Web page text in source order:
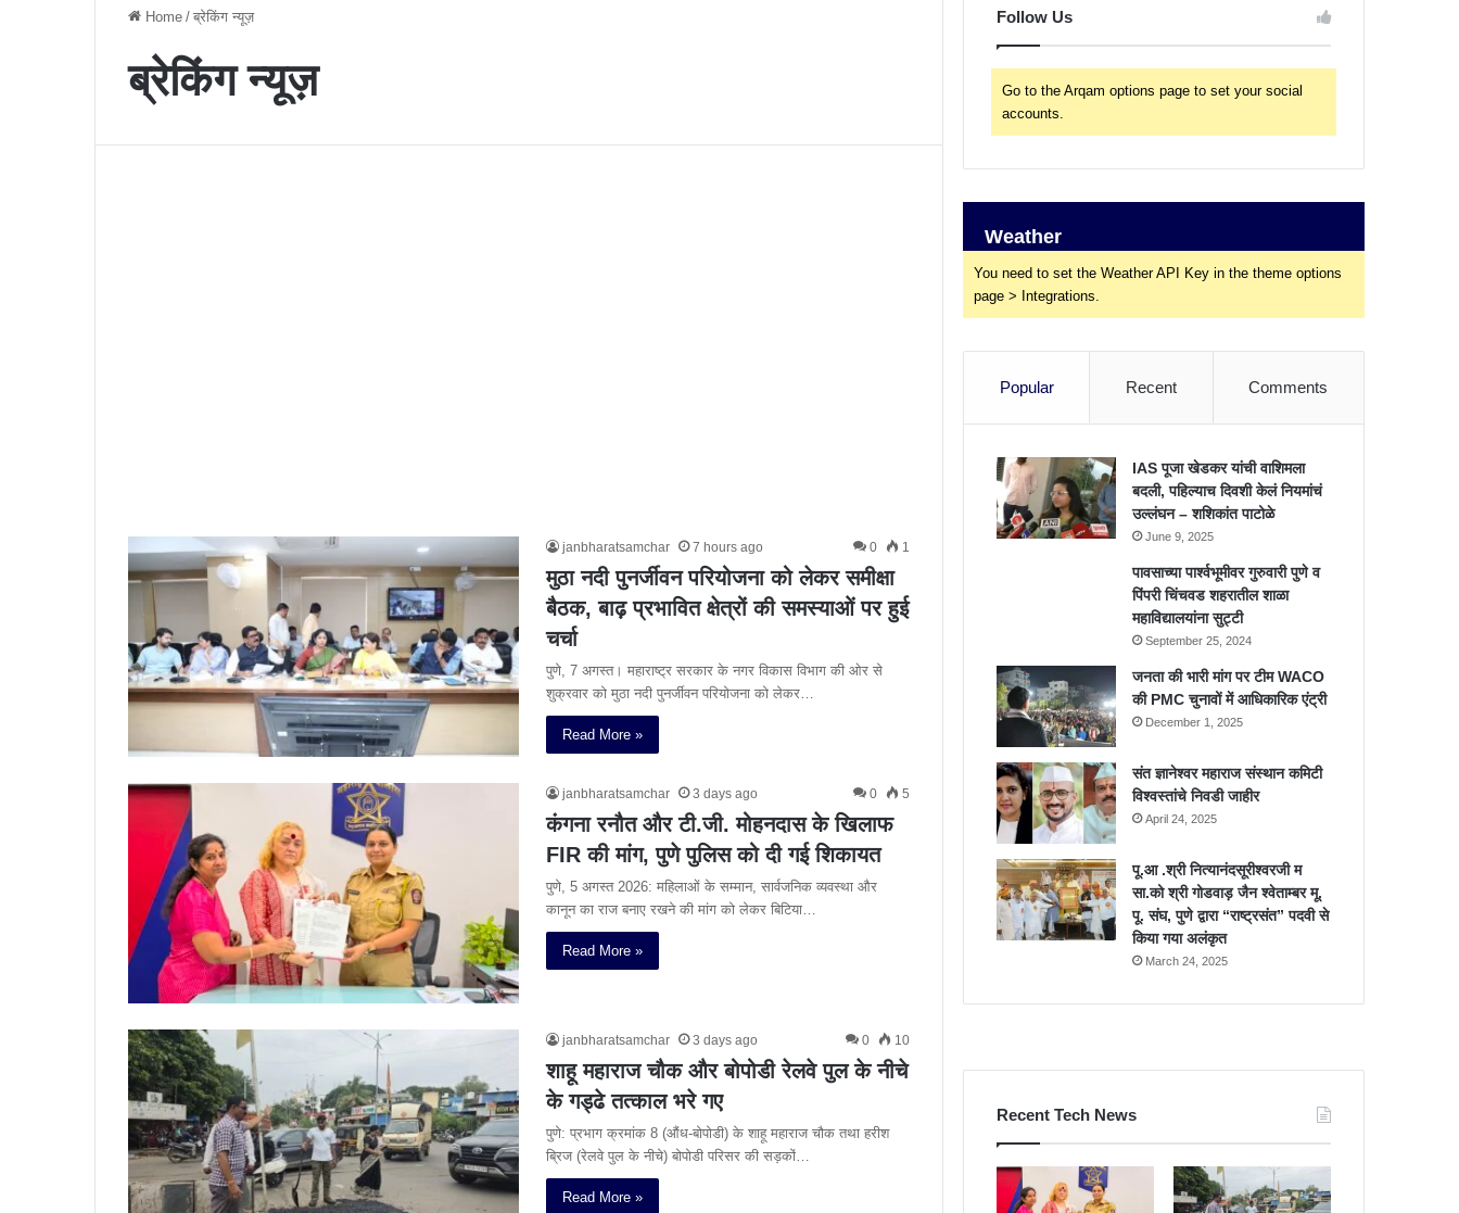
Home / ब्रेकिंग न्यूज़
ब्रेकिंग न्यूज़
janbharatsamchar 7 hours ago 0 1
मुठा नदी पुनर्जीवन परियोजना को लेकर समीक्षा
बैठक, बाढ़ प्रभावित क्षेत्रों की समस्याओं पर हुई
चर्चा
पुणे, 7 अगस्त। महाराष्ट्र सरकार के नगर विकास विभाग की ओर से
शुक्रवार को मुठा नदी पुनर्जीवन परियोजना को लेकर…
Read More »
janbharatsamchar 3 days ago 0 5
कंगना रनौत और टी.जी. मोहनदास के खिलाफ
FIR की मांग, पुणे पुलिस को दी गई शिकायत
पुणे, 5 अगस्त 2026: महिलाओं के सम्मान, सार्वजनिक व्यवस्था और
कानून का राज बनाए रखने की मांग को लेकर बिटिया…
Read More »
janbharatsamchar 3 days ago 0 10
शाहू महाराज चौक और बोपोडी रेलवे पुल के नीचे
के गड्ढे तत्काल भरे गए
पुणे: प्रभाग क्रमांक 8 (औंध-बोपोडी) के शाहू महाराज चौक तथा हरीश
ब्रिज (रेलवे पुल के नीचे) बोपोडी परिसर की सड़कों…
Read More »
Follow Us
Go to the Arqam options page to set your social
accounts.
Weather
You need to set the Weather API Key in the theme options
page > Integrations.
Popular Recent Comments
IAS पूजा खेडकर यांची वाशिमला
बदली, पहिल्याच दिवशी केलं नियमांचं
उल्लंघन – शशिकांत पाटोळे
June 9, 2025
पावसाच्या पार्श्वभूमीवर गुरुवारी पुणे व
पिंपरी चिंचवड शहरातील शाळा
महाविद्यालयांना सुट्टी
September 25, 2024
जनता की भारी मांग पर टीम WACO
की PMC चुनावों में आधिकारिक एंट्री
December 1, 2025
संत ज्ञानेश्वर महाराज संस्थान कमिटी
विश्वस्तांचे निवडी जाहीर
April 24, 2025
पू.आ .श्री नित्यानंदसूरीश्वरजी म
सा.को श्री गोडवाड़ जैन श्वेताम्बर मू.
पू. संघ, पुणे द्वारा “राष्ट्रसंत” पदवी से
किया गया अलंकृत
March 24, 2025
Recent Tech News